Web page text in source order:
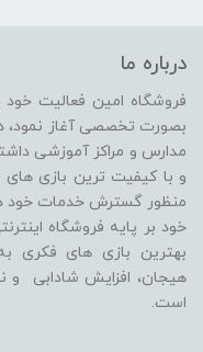
درباره ما
بصورت تخصصی آغاز نمود،
مدارس و مراکز آموزشی
و با کیفیت ترین بازی
خود بر پایه فروشگاه
بهترین بازی های فکری
هیجان، افزایش شادابی و
است.